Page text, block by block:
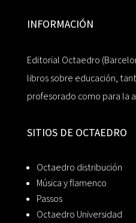
INFORMACIÓN
Editorial Octaedro
libros sobre educación,
profesorado como para la
SITIOS DE OCTAEDRO
Octaedro distribución
Música y flamenco
Passos
Octaedro Universidad